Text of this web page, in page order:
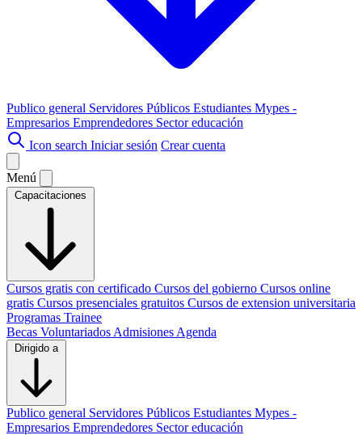
Publico general Servidores Públicos Estudiantes Mypes -
Empresarios Emprendedores Sector educación
Icon search Iniciar sesión Crear cuenta
Menú
Capacitaciones
Cursos gratis con certificado Cursos del gobierno Cursos online
gratis Cursos presenciales gratuitos Cursos de extension universitaria
Programas Trainee
Becas Voluntariados Admisiones Agenda
Dirigido a
Publico general Servidores Públicos Estudiantes Mypes -
Empresarios Emprendedores Sector educación